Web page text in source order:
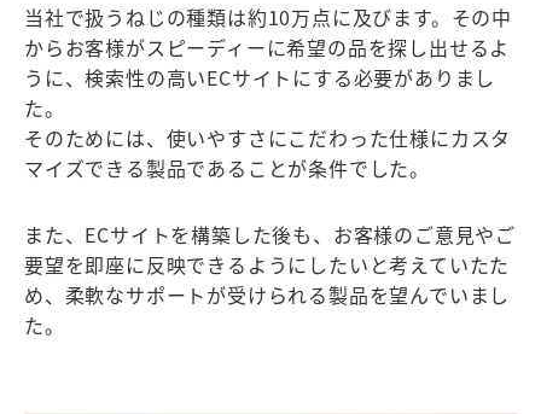
当社で扱うねじの種類は約10万点に及びます。その中
からお客様がスピーディーに希望の品を探し出せるよ
うに、検索性の高いECサイトにする必要がありまし
た。
そのためには、使いやすさにこだわった仕様にカスタ
マイズできる製品であることが条件でした。
また、ECサイトを構築した後も、お客様のご意見やご
要望を即座に反映できるようにしたいと考えていたた
め、柔軟なサポートが受けられる製品を望んでいまし
た。